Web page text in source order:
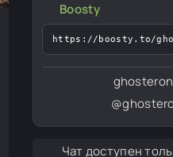
Boosty
https://boosty.to/
Чат доступен